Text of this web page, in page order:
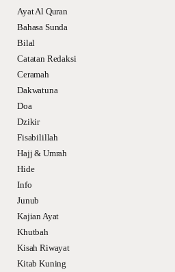
Ayat Al Quran
Bahasa Sunda
Bilal
Catatan Redaksi
Ceramah
Dakwatuna
Doa
Dzikir
Fisabilillah
Hajj & Umrah
Hide
Info
Junub
Kajian Ayat
Khutbah
Kisah Riwayat
Kitab Kuning